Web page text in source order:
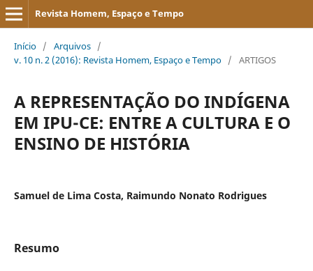
Revista Homem, Espaço e Tempo
Início / Arquivos /
v. 10 n. 2 (2016): Revista Homem, Espaço e Tempo / ARTIGOS
A REPRESENTAÇÃO DO INDÍGENA
EM IPU-CE: ENTRE A CULTURA E O
ENSINO DE HISTÓRIA
Samuel de Lima Costa, Raimundo Nonato Rodrigues
Resumo